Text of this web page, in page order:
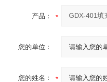
产品：
您的单位：
您的姓名：